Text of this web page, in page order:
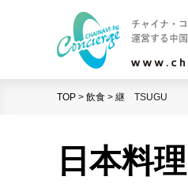
TOP > 飲食 > 継 TSUGU
日本料理